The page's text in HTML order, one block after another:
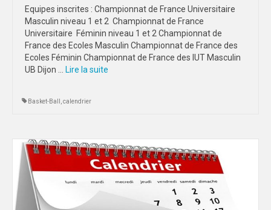
Equipes inscrites : Championnat de France Universitaire
Masculin niveau 1 et 2 Championnat de France
Universitaire Féminin niveau 1 et 2 Championnat de
France des Ecoles Masculin Championnat de France des
Ecoles Féminin Championnat de France des IUT Masculin
UB Dijon …
Lire la suite­­
Basket-Ball calendrier